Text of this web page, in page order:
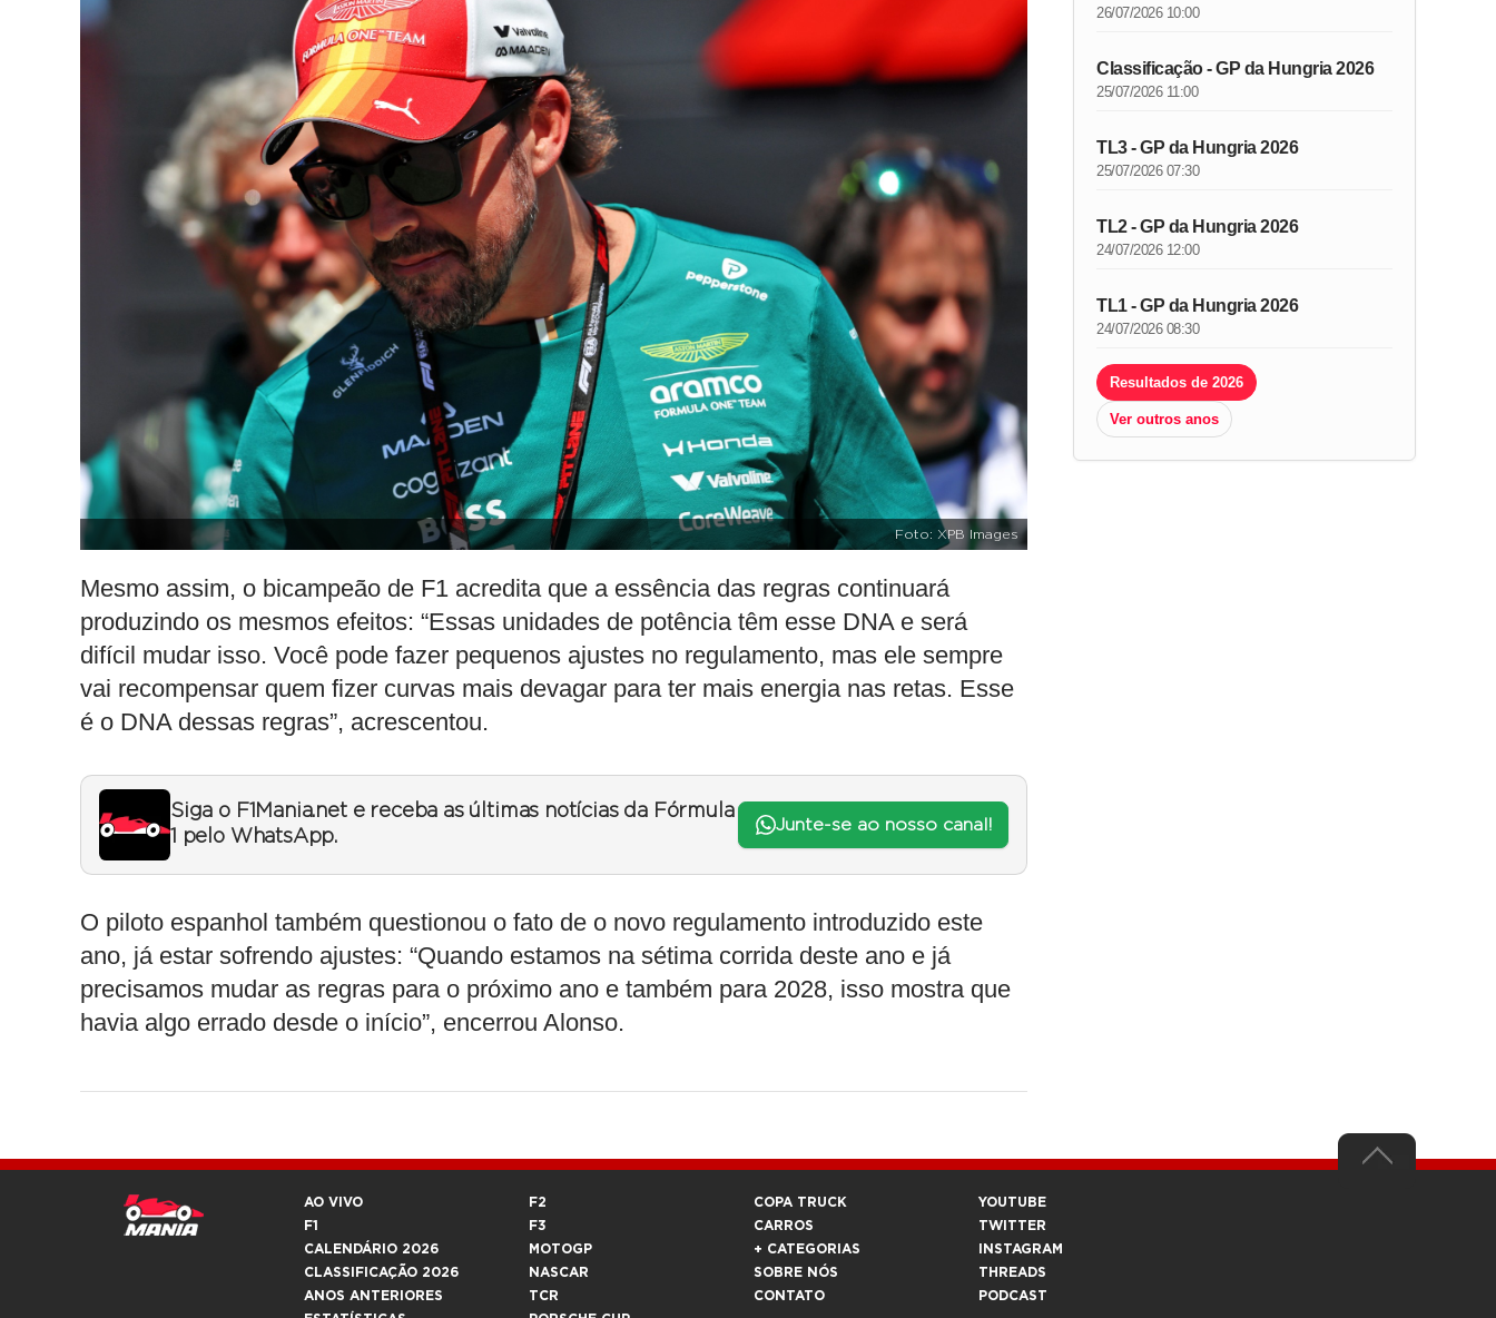
Foto: XPB Images
Mesmo assim, o bicampeão de F1 acredita que a essência das regras continuará
produzindo os mesmos efeitos: “Essas unidades de potência têm esse DNA e será
difícil mudar isso. Você pode fazer pequenos ajustes no regulamento, mas ele sempre
vai recompensar quem fizer curvas mais devagar para ter mais energia nas retas. Esse
é o DNA dessas regras”, acrescentou.
Siga o F1Mania.net e receba as últimas notícias da Fórmula
1 pelo WhatsApp.
Junte-se ao nosso canal!
O piloto espanhol também questionou o fato de o novo regulamento introduzido este
ano, já estar sofrendo ajustes: “Quando estamos na sétima corrida deste ano e já
precisamos mudar as regras para o próximo ano e também para 2028, isso mostra que
havia algo errado desde o início”, encerrou Alonso.
26/07/2026 10:00
Classificação - GP da Hungria 2026
25/07/2026 11:00
TL3 - GP da Hungria 2026
25/07/2026 07:30
TL2 - GP da Hungria 2026
24/07/2026 12:00
TL1 - GP da Hungria 2026
24/07/2026 08:30
Resultados de 2026
Ver outros anos
AO VIVO
F1
CALENDÁRIO 2026
CLASSIFICAÇÃO 2026
ANOS ANTERIORES
F2
F3
MOTOGP
NASCAR
TCR
COPA TRUCK
CARROS
+ CATEGORIAS
SOBRE NÓS
CONTATO
YOUTUBE
TWITTER
INSTAGRAM
THREADS
PODCAST